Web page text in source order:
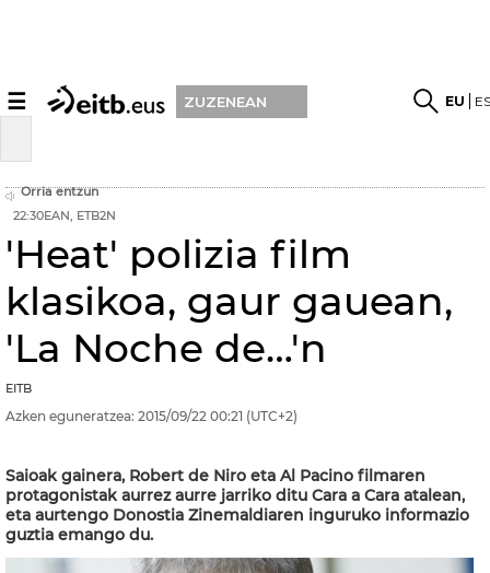
☰ ZUZENEAN EU
Orria entzun
22:30EAN, ETB2N
'Heat' polizia film
klasikoa, gaur gauean,
'La Noche de…'n
EITB
Azken eguneratzea: 2015/09/22 00:21 (UTC+2)
Saioak gainera, Robert de Niro eta Al Pacino filmaren
protagonistak aurrez aurre jarriko ditu Cara a Cara atalean,
eta aurtengo Donostia Zinemaldiaren inguruko informazio
guztia emango du.